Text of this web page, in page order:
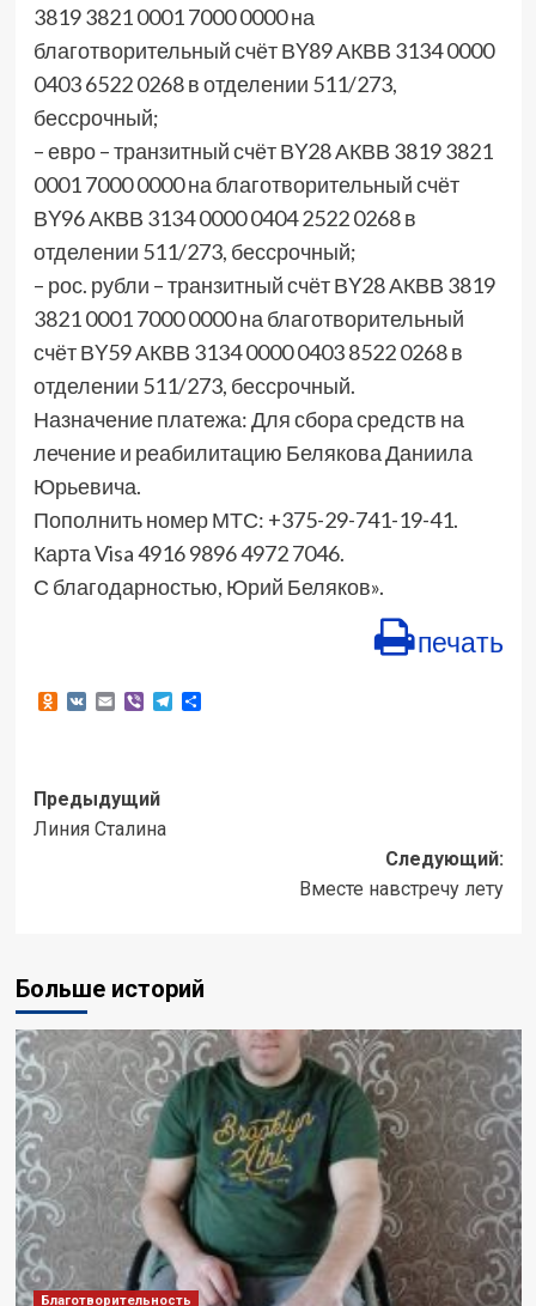
3819 3821 0001 7000 0000 на
благотворительный счёт ВY89 АКВВ 3134 0000
0403 6522 0268 в отделении 511/273,
бессрочный;
– евро – транзитный счёт ВY28 АКВВ 3819 3821
0001 7000 0000 на благотворительный счёт
ВY96 АКВВ 3134 0000 0404 2522 0268 в
отделении 511/273, бессрочный;
– рос. рубли – транзитный счёт ВY28 АКВВ 3819
3821 0001 7000 0000 на благотворительный
счёт ВY59 АКВВ 3134 0000 0403 8522 0268 в
отделении 511/273, бессрочный.
Назначение платежа: Для сбора средств на
лечение и реабилитацию Белякова Даниила
Юрьевича.
Пополнить номер МТС: +375-29-741-19-41.
Карта Visa 4916 9896 4972 7046.
С благодарностью, Юрий Беляков».
печать
Odnoklassniki
VK EmailViberTelegram
Отправить
Навигация
записи
Предыдущий
Линия Сталина
Следующий:
Вместе навстречу лету
Больше историй
Благотворительность